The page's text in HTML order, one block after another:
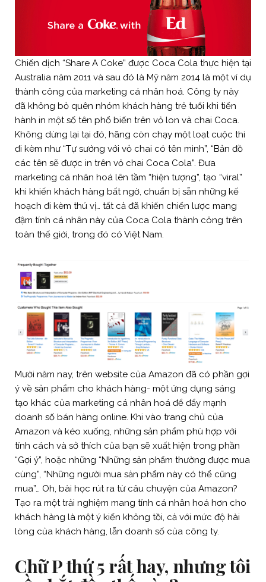
Chiến dịch “Share A Coke” được Coca Cola thực hiện tại
Australia năm 2011 và sau đó là Mỹ năm 2014 là một ví dụ
thành công của marketing cá nhân hoá. Công ty này
đã không bỏ quên nhóm khách hàng trẻ tuổi khi tiến
hành in một số tên phổ biến trên vỏ lon và chai Coca.
Không dừng lại tại đó, hãng còn chạy một loạt cuộc thi
đi kèm như “Tự sướng với vỏ chai có tên mình”, “Bản đồ
các tên sẽ được in trên vỏ chai Coca Cola”. Đưa
marketing cá nhân hoá lên tầm “hiện tượng”, tạo “viral”
khi khiến khách hàng bất ngờ, chuẩn bị sẵn những kế
hoạch đi kèm thú vị… tất cả đã khiến chiến lược mang
đậm tính cá nhân này của Coca Cola thành công trên
toàn thế giới, trong đó có Việt Nam.
Mười năm nay, trên website của Amazon đã có phần gợi
ý về sản phẩm cho khách hàng- một ứng dụng sáng
tạo khác của marketing cá nhân hoá để đẩy mạnh
doanh số bán hàng online. Khi vào trang chủ của
Amazon và kéo xuống, những sản phẩm phù hợp với
tính cách và sở thích của bạn sẽ xuất hiện trong phần
“Gợi ý”, hoặc những “Những sản phẩm thường được mua
cùng”, “Những người mua sản phẩm này có thể cũng
mua”… Oh, bài học rút ra từ câu chuyện của Amazon?
Tạo ra một trải nghiệm mang tính cá nhân hoá hơn cho
khách hàng là một ý kiến không tồi, cả với mức độ hài
lòng của khách hàng, lẫn doanh số của công ty.
Chữ P thứ 5 rất hay, nhưng tôi